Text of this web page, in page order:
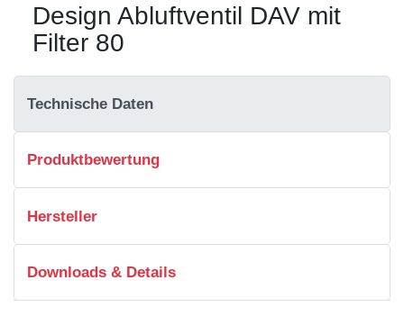
Design Abluftventil DAV mit
Filter 80
Technische Daten
Produktbewertung
Hersteller
Downloads & Details